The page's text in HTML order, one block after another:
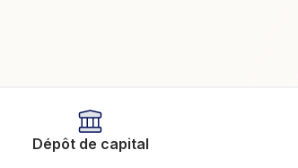
Dépôt de capital